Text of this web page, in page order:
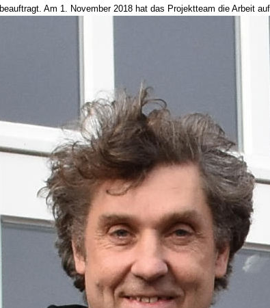
Am 1. November 2018 hat das Projektteam die Arbeit